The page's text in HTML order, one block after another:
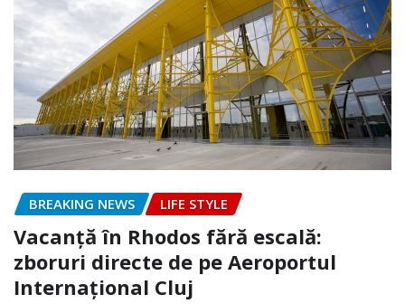
BREAKING NEWS LIFE STYLE
Vacanță în Rhodos fără escală:
zboruri directe de pe Aeroportul
Internațional Cluj